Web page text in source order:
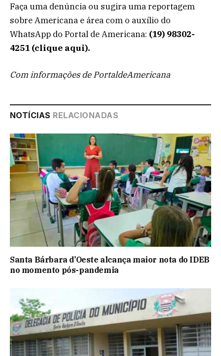
Faça uma denúncia ou sugira uma reportagem
sobre Americana e área com o auxílio do
WhatsApp do Portal de Americana: (19) 98302-
4251 (clique aqui).
Com informações de PortaldeAmericana
NOTÍCIAS RELACIONADAS
Santa Bárbara d’Oeste alcança maior nota do IDEB
no momento pós-pandemia